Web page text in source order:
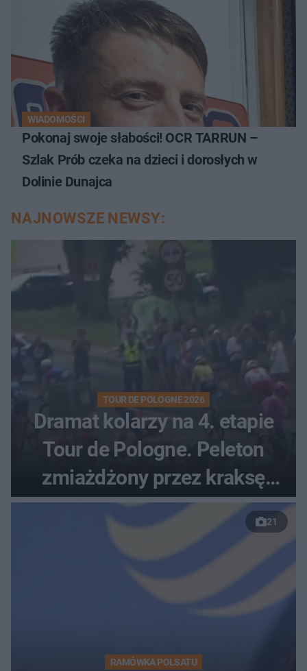
WIADOMOŚCI
Pokonaj swoje słabości! OCR TARRUN –
Szlak Prób czeka na dzieci i dorosłych w
Dolinie Dunajca
NAJNOWSZE NEWSY:
TOUR DE POLOGNE 2026
Dramat kolarzy na 4. etapie
Tour de Pologne. Peleton
zmiażdżony przez kraksę
przed Karpaczem
21
RAMÓWKA POLSATU